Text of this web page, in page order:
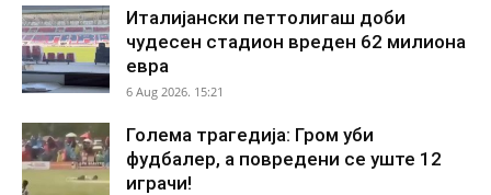
Италијански петтолигаш доби
чудесен стадион вреден 62 милиона
евра
6 Aug 2026. 15:21
Голема трагедија: Гром уби
фудбалер, а повредени се уште 12
играчи!